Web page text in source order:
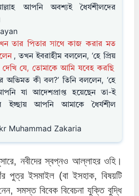
আপনি অবশ্যই ধৈর্যশীলদের
তার পিতার সাথে কাজ করার মত
, তখন ইবরাহীম বললেন, ‘হে প্রিয়
দেখি যে, তোমাকে আমি যবেহ করছি
অভিমত কী বল?’ তিনি বললেন, ‘হে
যা আদেশপ্ৰাপ্ত হয়েছেন তা-ই
ইচ্ছায় আপনি আমাকে ধৈর্যশীল
Muhammad Zakaria
নবীদের স্বপ্নও আল্লাহর ওহি।
পুত্র ইসমাইল (বা ইসহাক, বিষয়টি
সমস্ত বিবেক বিবেচনা যুক্তি বুদ্ধি